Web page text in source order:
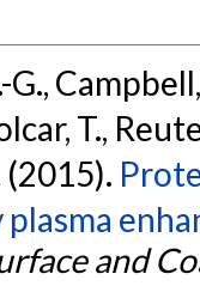
T.,
(2015).
and